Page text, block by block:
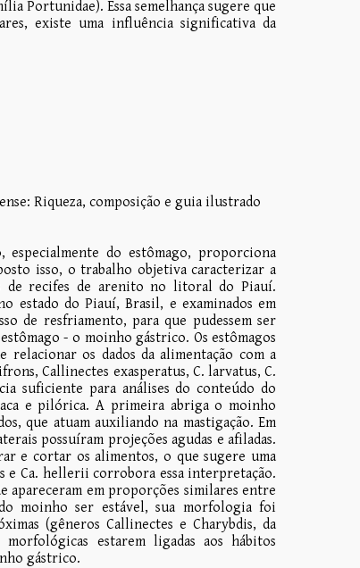
Portunidae). Essa semelhança sugere que
existe uma influência significativa da
Riqueza, composição e guia ilustrado
do estômago, proporciona
isso, o trabalho objetiva caracterizar a
de recifes de arenito no litoral do Piauí.
estado do Piauí, Brasil, e examinados em
de resfriamento, para que pudessem ser
- o moinho gástrico. Os estômagos
relacionar os dados da alimentação com a
Callinectes exasperatus, C. larvatus, C.
suficiente para análises do conteúdo do
e pilórica. A primeira abriga o moinho
que atuam auxiliando na mastigação. Em
possuíram projeções agudas e afiladas.
e cortar os alimentos, o que sugere uma
e Ca. hellerii corrobora essa interpretação.
apareceram em proporções similares entre
moinho ser estável, sua morfologia foi
(gêneros Callinectes e Charybdis, da
estarem ligadas aos hábitos
gástrico.